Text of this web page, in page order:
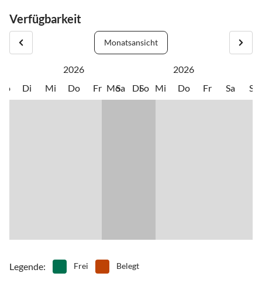
Verfügbarkeit
Monatsansicht
2026
Di Mi Do Fr Sa So
2026
Mo
Di Mi Do Fr Sa So
Legende: Frei Belegt